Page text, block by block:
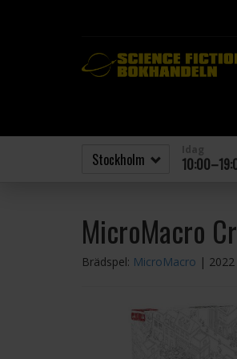
MicroMacro
Brädspel: MicroMacro | 2022